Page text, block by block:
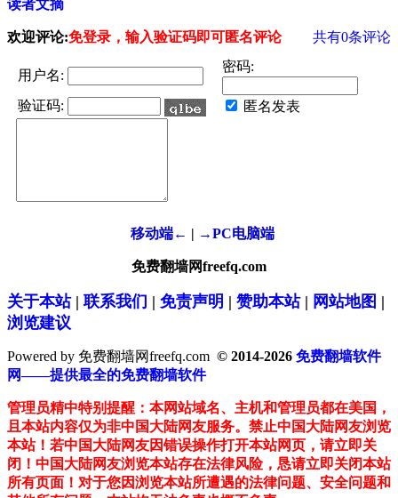
读者文摘
欢迎评论:免登录，输入验证码即可匿名评论 共有0条评论
用户名:
密码:
验证码: 匿名发表
移动端← | →PC电脑端
免费翻墙网freefq.com
关于本站| 联系我们 | 免责声明 | 赞助本站| 网站地图 |
浏览建议
Powered by 免费翻墙网freefq.com © 2014-2026 免费翻墙软件
网——提供最全的免费翻墙软件
管理员精中特别提醒：本网站域名、主机和管理员都在美国，
且本站内容仅为非中国大陆网友服务。禁止中国大陆网友浏览
本站！若中国大陆网友因错误操作打开本站网页，请立即关
闭！中国大陆网友浏览本站存在法律风险，恳请立即关闭本站
所有页面！对于您因浏览本站所遭遇的法律问题、安全问题和